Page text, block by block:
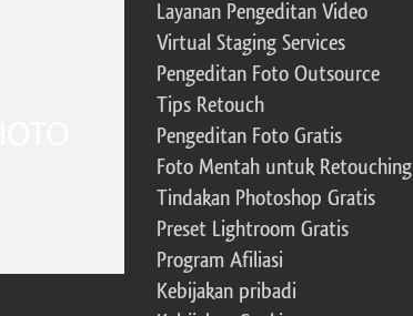
Layanan Pengeditan Video
Virtual Staging Services
Pengeditan Foto Outsource
Tips Retouch
Pengeditan Foto Gratis
Foto Mentah untuk Retouching
Tindakan Photoshop Gratis
Preset Lightroom Gratis
Program Afiliasi
Kebijakan pribadi